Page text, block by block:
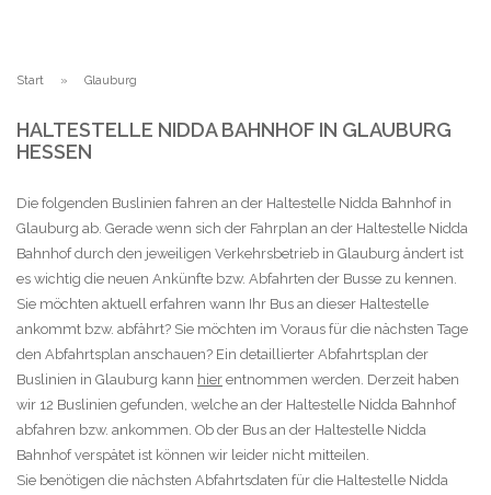
Start Glauburg
HALTESTELLE NIDDA BAHNHOF IN GLAUBURG
HESSEN
Die folgenden Buslinien fahren an der Haltestelle Nidda Bahnhof in
Glauburg ab. Gerade wenn sich der Fahrplan an der Haltestelle Nidda
Bahnhof durch den jeweiligen Verkehrsbetrieb in Glauburg ändert ist
es wichtig die neuen Ankünfte bzw. Abfahrten der Busse zu kennen.
Sie möchten aktuell erfahren wann Ihr Bus an dieser Haltestelle
ankommt bzw. abfährt? Sie möchten im Voraus für die nächsten Tage
den Abfahrtsplan anschauen? Ein detaillierter Abfahrtsplan der
Buslinien in Glauburg kann hier entnommen werden. Derzeit haben
wir 12 Buslinien gefunden, welche an der Haltestelle Nidda Bahnhof
abfahren bzw. ankommen. Ob der Bus an der Haltestelle Nidda
Bahnhof verspätet ist können wir leider nicht mitteilen.
Sie benötigen die nächsten Abfahrtsdaten für die Haltestelle Nidda